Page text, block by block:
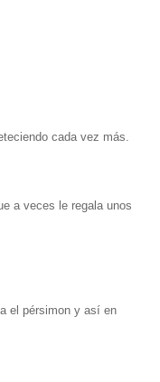
cada vez más.
a veces le regala unos
el pérsimon y así en